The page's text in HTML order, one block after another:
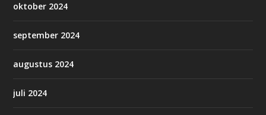
oktober 2024
september 2024
augustus 2024
juli 2024